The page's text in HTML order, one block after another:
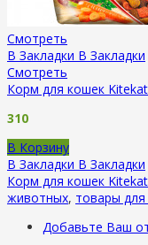
Смотреть
В Закладки В Закладки
Смотреть
Корм для кошек
310
В Корзину
В Закладки В Закладки
Корм для кошек
животных, товары
Добавьте Ваш